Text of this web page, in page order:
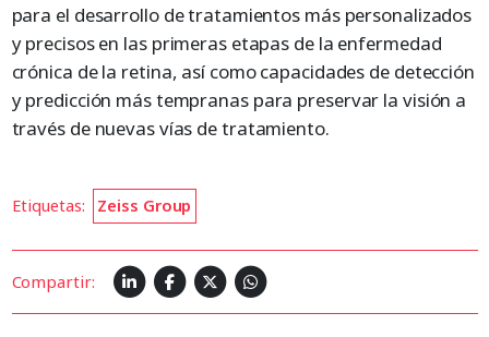
para el desarrollo de tratamientos más personalizados
y precisos en las primeras etapas de la enfermedad
crónica de la retina, así como capacidades de detección
y predicción más tempranas para preservar la visión a
través de nuevas vías de tratamiento.
Etiquetas: Zeiss Group
Compartir: